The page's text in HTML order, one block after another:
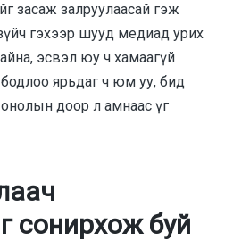
засаж залруулаасай гэж
гэхээр шууд медиад урих
эсвэл юу ч хамаагүй
ярьдаг ч юм уу, бид
доор л амнаас үг
сонирхож буй